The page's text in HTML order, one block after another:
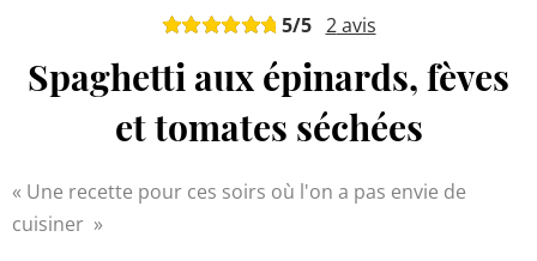
5/5 2avis
Spaghetti aux épinards, fèves
et tomates séchées
Une recette pour ces soirs où l'on a pas envie de
cuisiner